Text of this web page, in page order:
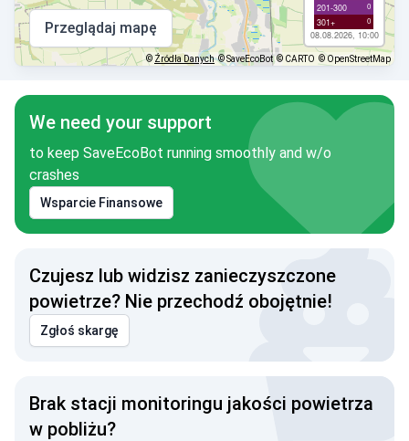
201-300 0
301+ 0
08.08.2026, 10:00
Przeglądaj mapę
© Źródła Danych © SaveEcoBot © CARTO © OpenStreetMap
We need your support
to keep SaveEcoBot running smoothly and w/o
crashes
Wsparcie Finansowe
Czujesz lub widzisz zanieczyszczone
powietrze? Nie przechodź obojętnie!
Zgłoś skargę
Brak stacji monitoringu jakości powietrza
w pobliżu?